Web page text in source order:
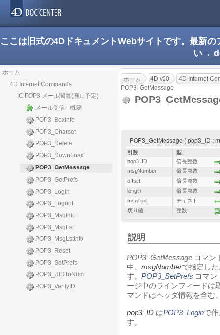
ここは旧式の4DドキュメントWebサイトです。最新
い→
ホーム
4D Internet Commands
IC POP3 メール閲覧(廃止予定)
メール受信 - 概要
POP3_BoxInfo
POP3_Charset
POP3_Delete
POP3_DownLoad
POP3_GetMessage
POP3_GetPrefs
POP3_Login
POP3_Logout
POP3_MsgInfo
POP3_MsgLst
POP3_MsgLstInfo
POP3_Reset
POP3_SetPrefs
POP3_UIDToNum
POP3_VerifyID
ホーム 4D v20
4D Internet
POP3_GetMessage
POP3_GetMessage ( pop3_ID ;
引数
型
pop3_ID
倍長整数
msgNumber
倍長整数
offset
倍長整数
length
倍長整数
msgText
テキスト
戻り値
整数
説明
POP3_GetMessage コマン
中、 msgNumberで指定し
す。 POP3_SetPrefs コマン
ージ中のラインフィードは
マンドはヘッダ情報を含む
pop3_ID はPOP3_Loginで
す。